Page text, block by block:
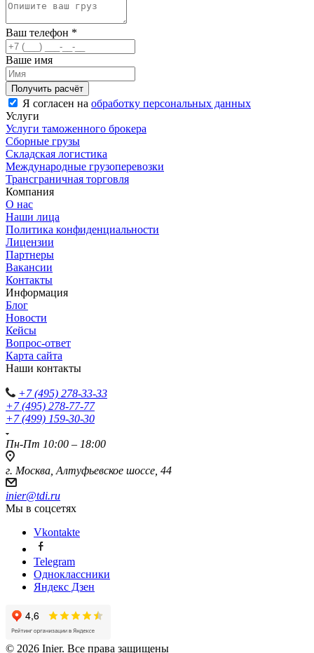
Ваш телефон *
Ваше имя
Я согласен на обработку персональных данных
Услуги
Услуги таможенного брокера
Сборные грузы
Складская логистика
Международные грузоперевозки
Трансграничная торговля
Компания
О нас
Наши лица
Политика конфиденциальности
Лицензии
Партнеры
Вакансии
Контакты
Информация
Блог
Новости
Кейсы
Вопрос-ответ
Карта сайта
Наши контакты
+7 (495) 278-33-33
+7 (495) 278-77-77
+7 (499) 159-30-30
Пн-Пт 10:00 – 18:00
г. Москва, Алтуфьевское шоссе, 44
inier@tdi.ru
Мы в соцсетях
Vkontakte
Telegram
Одноклассники
Яндекс Дзен
© 2026 Inier. Все права защищены